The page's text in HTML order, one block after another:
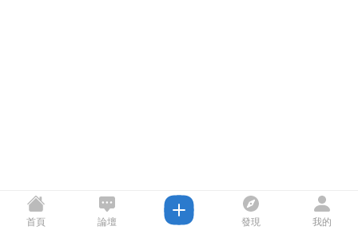
首頁 論壇 發現 我的